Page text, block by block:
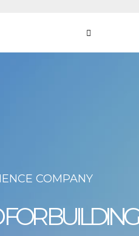
COMPANY
BUILDING